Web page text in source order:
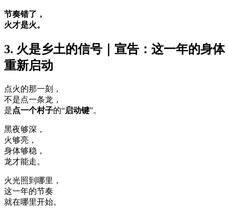
节奏错了，
火才是火。
3. 火是乡土的信号｜宣告：这一年的身体
重新启动
点火的那一刻，
不是点一条龙，
是点一个村子的“启动键”。
黑夜够深，
火够亮，
身体够稳，
龙才能走。
火光照到哪里，
这一年的节奏
就在哪里开始。